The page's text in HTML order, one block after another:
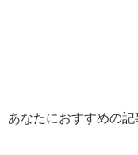
あなたにおすすめの記